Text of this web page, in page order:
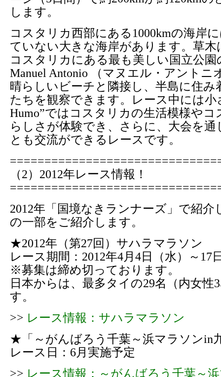
します。
コスタリカ西部にある1000kmの海岸
ていない大きな海岸があります。草木
コスタリカにある最も美しい国立公園
Manuel Antonio （マヌエル・アントニ
晴らしいビーチと隣接し、半島に住み
たちを観察できます。レース中には小
Humo”ではコスタリカの生活模様やコ
らしさが体験でき、さらに、大会を通
とも交流ができるレースです。
（2）2012年レース情報！
2012年「国境なきランナーズ」で紹介
の一部をご紹介します。
★2012年（第27回）サハラマラソン
レース期間：2012年4月4日（水）～17
※募集は締め切っております。
日本からは、最多タイの29名（内女性
す。
>> レース情報：サハラマラソン
★「～がんばろう千葉～浜マラソンin
レース日：6月実施予定
>> レース情報：～がんばろう千葉～